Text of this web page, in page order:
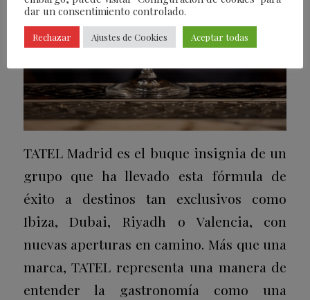
TATEL Madrid es el buque insignia de un
grupo que ha llevado esta fórmula de
éxito a destinos tan exclusivos como
Ibiza, Dubai, Riyadh o Valencia, con
nuevas aperturas en camino. Más que una
marca, TATEL representa una manera de
entender la gastronomía como una
dar un consentimiento controlado.
Rechazar Ajustes de Cookies Aceptar todas